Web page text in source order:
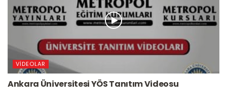
VIDEOLAR
Ankara Üniversitesi YÖS Tanıtım Videosu